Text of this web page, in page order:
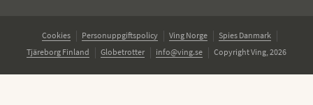
Cookies Personuppgiftspolicy Ving Norge
Spies Danmark
Tjäreborg Finland
Globetrotter info@ving.se Copyright Ving, 2026